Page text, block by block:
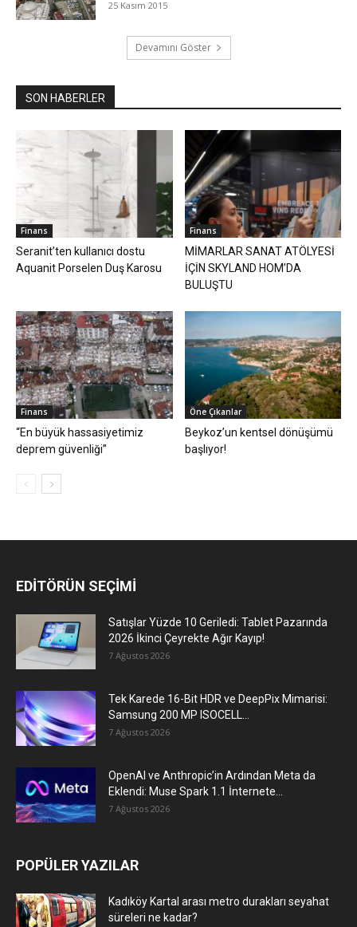
25 Kasım 2015
Devamını Göster
SON HABERLER
Finans
Seranit’ten kullanıcı dostu
Aquanit Porselen Duş Karosu
Finans
MİMARLAR SANAT ATÖLYESİ
İÇİN SKYLAND HOM’DA
BULUŞTU
Finans
“En büyük hassasiyetimiz
deprem güvenliği”
Öne Çıkanlar
Beykoz’un kentsel dönüşümü
başlıyor!
EDİTÖRÜN SEÇİMİ
Satışlar Yüzde 10 Geriledi: Tablet Pazarında
2026 İkinci Çeyrekte Ağır Kayıp!
7 Ağustos 2026
Tek Karede 16-Bit HDR ve DeepPix Mimarisi:
Samsung 200 MP ISOCELL...
7 Ağustos 2026
OpenAI ve Anthropic’in Ardından Meta da
Eklendi: Muse Spark 1.1 İnternete...
7 Ağustos 2026
POPÜLER YAZILAR
Kadıköy Kartal arası metro durakları seyahat
süreleri ne kadar?